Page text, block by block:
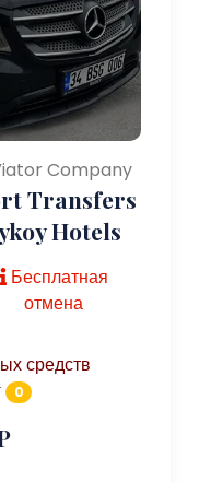
Company
Transfers
Hotels
Бесплатная
отмена
средств
0